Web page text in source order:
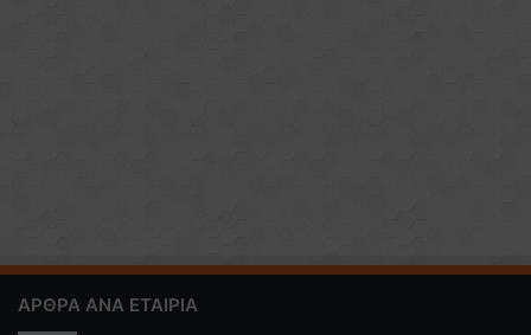
ΑΡΘΡΑ ΑΝΑ ΕΤΑΙΡΙΑ